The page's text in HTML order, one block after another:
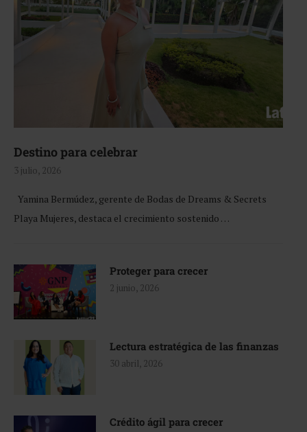
Destino para celebrar
3 julio, 2026
Yamina Bermúdez, gerente de Bodas de Dreams & Secrets
Playa Mujeres, destaca el crecimiento sostenido …
Proteger para crecer
2 junio, 2026
Lectura estratégica de las finanzas
30 abril, 2026
Crédito ágil para crecer